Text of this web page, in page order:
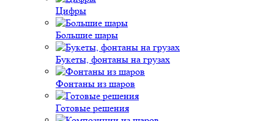
Цифры
Большие шары
Букеты, фонтаны на грузах
Фонтаны из шаров
Готовые решения